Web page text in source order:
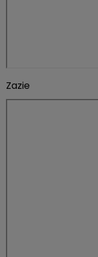
Zazie